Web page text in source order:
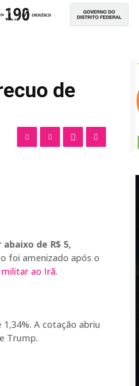
de
de R$ 5,
foi amenizado após o
ao Irã.
A cotação abriu
Trump.